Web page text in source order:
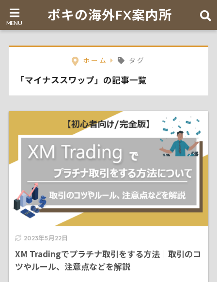
ポキの海外FX案内所
ホーム タグ
「マイナススワップ」の記事一覧
2023年5月22日
XM Tradingでプラチナ取引をする方法｜取引のコ
ツやルール、注意点などを解説